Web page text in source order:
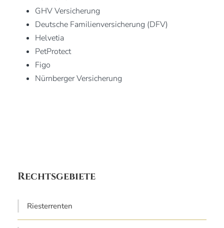
GHV Versicherung
Deutsche Familienversicherung (DFV)
Helvetia
PetProtect
Figo
Nürnberger Versicherung
Rechtsgebiete
Riesterrenten